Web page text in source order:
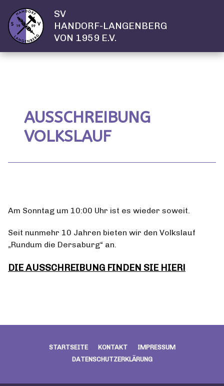
SV
HANDORF-LANGENBERG
VON 1959 E.V.
AUSSCHREIBUNG
VOLKSLAUF
Am Sonntag um 10:00 Uhr ist es wieder soweit.
Seit nunmehr 10 Jahren bieten wir den Volkslauf
„Rundum die Dersaburg“ an.
DIE AUSSCHREIBUNG FINDEN SIE HIER!
STARTSEITE KONTAKT
IMPRESSUM
DATENSCHUTZERKLÄRUNG